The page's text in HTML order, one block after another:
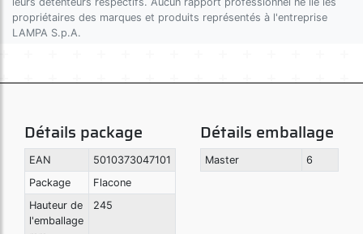
propriétaires des marques et produits représentés à l'entreprise
LAMPA S.p.A.
Détails package
EAN
5010373047101
Package
Flacone
Hauteur de
l'emballage
245
Détails emballage
Master 6